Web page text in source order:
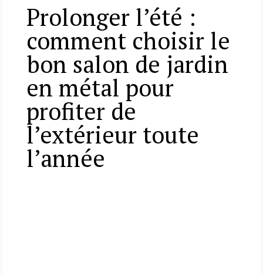
Prolonger l’été :
comment choisir le
bon salon de jardin
en métal pour
profiter de
l’extérieur toute
l’année